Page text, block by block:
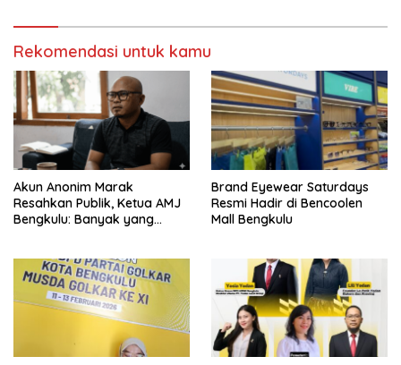
Rekomendasi untuk kamu
Akun Anonim Marak
Resahkan Publik, Ketua AMJ
Bengkulu: Banyak yang
Kebencian
Brand Eyewear Saturdays
Resmi Hadir di Bencoolen
Mall Bengkulu